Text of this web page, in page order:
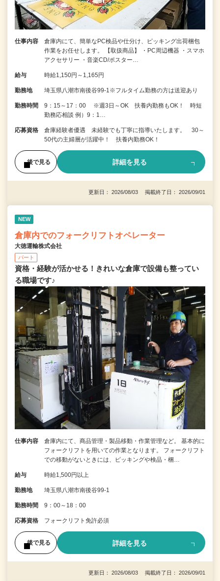
仕事内容
倉庫内にて、簡単なPC検品や仕分け、ピッキング出荷梱包
作業をお任せします。 【取扱商品】 ・PC周辺機器 ・スマホ
アクセサリー ・音楽CD/ポスター…
給与 時給1,150円～1,165円
勤務地 埼玉県八潮市南後谷99‐1※フルタイム勤務の方は送迎あり
勤務時間
9：15～17：00 ※週3日～OK 扶養内勤務もOK！ 時短
勤務応相談 例）9：1…
応募資格
倉庫経験者優遇 未経験でも丁寧に指導いたします。 30～
50代の主婦層が活躍中！ 扶養内勤務OK！
後で見る 詳細を見る
更新日： 2026/08/03 掲載終了日： 2026/09/01
NEW
倉庫内でのフォークリフトオペレーター
大徳運輸株式会社
パート
資格・経験が活かせる！きれいな倉庫で設備も整ってい
る職場です♪
仕事内容
倉庫内にて、商品管理・製品移動・作業管理など。 基本的に
フォークリフトを用いての作業となります。 フォークリフト
での移動がないときには、ピッキングや検品・梱…
給与 時給1,500円以上
勤務地 埼玉県八潮市南後谷99‐1
勤務時間 9：00～18：00
応募資格 フォークリフト免許必須
後で見る 詳細を見る
更新日： 2026/08/03 掲載終了日： 2026/09/01